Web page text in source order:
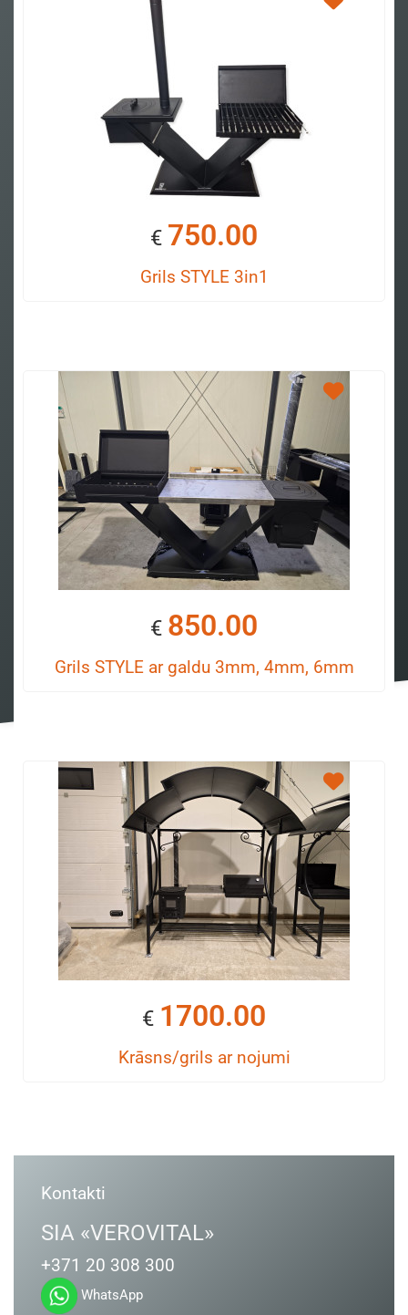
€ 750.00
Grils STYLE 3in1
€ 850.00
Grils STYLE ar galdu 3mm, 4mm, 6mm
€ 1700.00
Krāsns/grils ar nojumi
Kontakti
SIA «VEROVITAL»
+371 20 308 300
WhatsApp